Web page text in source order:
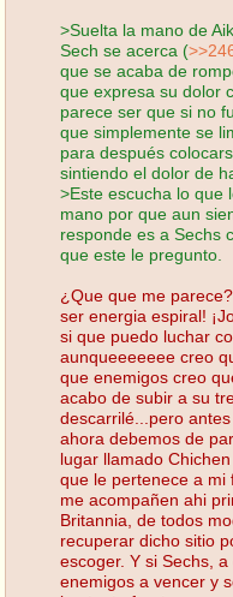
>Suelta la mano de
Sech se acerca (
que se acaba de
que expresa su dolor
parece ser que si no
que simplemente se
para después
sintiendo el dolor de
>Este escucha lo que
mano por que aun
responde es a Sechs
que este le pregunto.
¿Que que me
ser energia espiral!
si que puedo luchar
aunqueeeeeee creo
que enemigos creo
acabo de subir a su
descarrilé...pero
ahora debemos de
lugar llamado
que le pertenece a mi
me acompañen ahi
Britannia, de todos
recuperar dicho sitio
escoger. Y si Sechs,
enemigos a vencer y